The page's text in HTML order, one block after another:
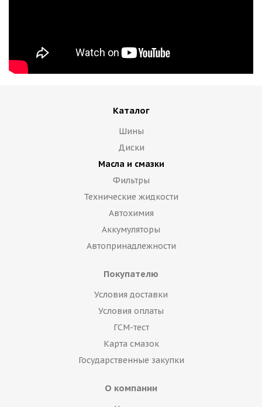
Каталог
Шины
Диски
Масла и смазки
Фильтры
Технические жидкости
Автохимия
Аккумуляторы
Автопринадлежности
Покупателю
Условия доставки
Условия оплаты
ГСМ-тест
Карта смазок
Государственные закупки
О компании